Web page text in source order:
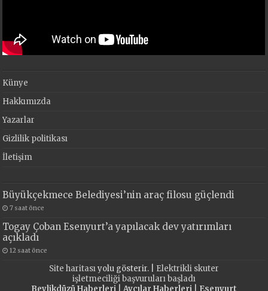
Künye
Hakkımızda
Yazarlar
Gizlilik politikası
İletişim
Büyükçekmece Belediyesi’nin araç filosu güçlendi
7 saat önce
Togay Çoban Esenyurt’a yapılacak dev yatırımları
açıkladı
12 saat önce
Site haritasıyolu gösterir. | Elektrikli skuter
işletmeciliği başvuruları başladı